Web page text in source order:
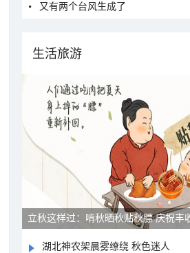
又有两个台风生成了
生活旅游
雨后峨眉沟壑尽显 金顶显真容
湖北神农架晨雾缭绕 秋色迷人